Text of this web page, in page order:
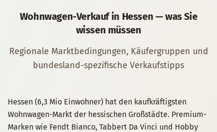
Wohnwagen-Verkauf in Hessen — was Sie
wissen müssen
Regionale Marktbedingungen, Käufergruppen und
bundesland-spezifische Verkaufstipps
Hessen (6,3 Mio Einwohner) hat den kaufkräftigsten
Wohnwagen-Markt der hessischen Großstädte. Premium-
Marken wie Fendt Bianco, Tabbert Da Vinci und Hobby